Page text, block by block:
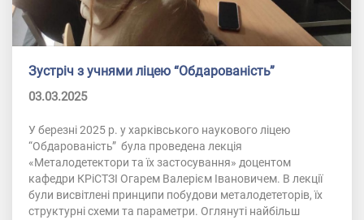
Зустріч з учнями ліцею “Обдарованість”
03.03.2025
У березні 2025 р. у харківського наукового ліцею
“Обдарованість” була проведена лекція
«Металодетектори та їх застосування» доцентом
кафедри КРіСТЗІ Огарем Валерієм Івановичем. В лекції
були висвітлені принципи побудови металодететорів, їх
структурні схеми та параметри. Оглянуті найбільш